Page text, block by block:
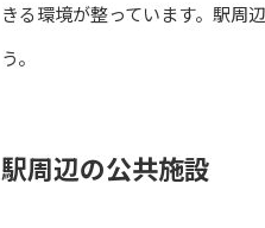
きる環境が整っています。駅周
う。
駅周辺の公共施設